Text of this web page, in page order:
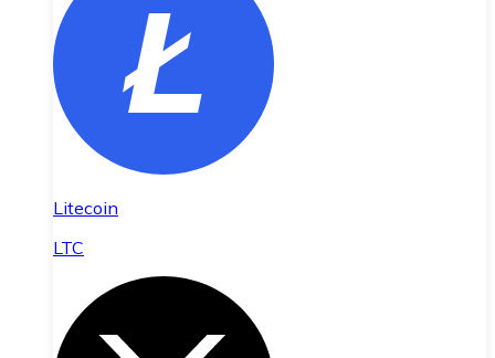
Litecoin
LTC